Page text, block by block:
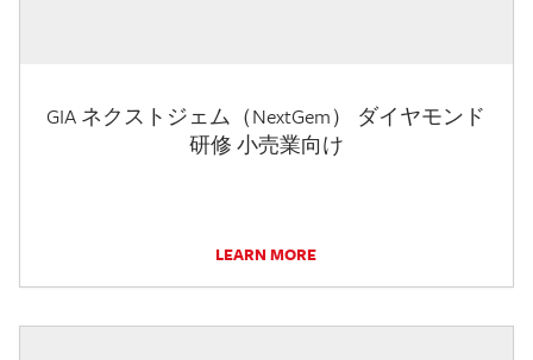
GIA ネクストジェム（NextGem） ダイヤモンド
研修 小売業向け
LEARN MORE